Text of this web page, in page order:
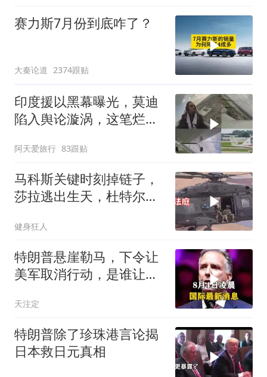
赛力斯7月份到底咋了？
大秦论道 2374跟贴
印度援以黑幕曝光，莫迪
陷入舆论漩涡，这笔烂账
阿天爱旅行 83跟贴
马科斯关键时刻掉链子，
莎拉逃出生天，杜特尔特
健身狂人
特朗普悬崖勒马，下令让
美军取消行动，是谁让他
天注定
特朗普除了珍珠港言论揭
日本救日元真相